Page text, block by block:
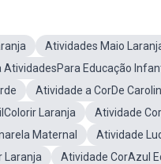
Atividades Maio
Educação
Atividade a CorDe
Laranja
Atividade
Maternal
Atividade
Laranja
Atividade CorAzul